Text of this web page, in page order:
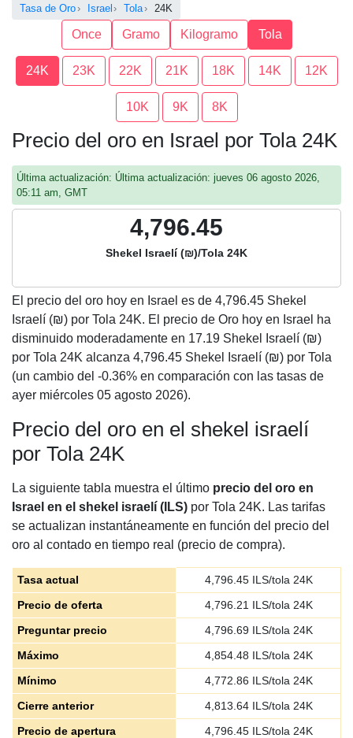
Tasa de Oro Israel Tola 24K
Once Gramo Kilogramo Tola
24K 23K 22K 21K 18K 14K 12K
10K 9K 8K
Precio del oro en Israel por Tola 24K
Última actualización: Última actualización: jueves 06 agosto 2026,
05:11 am, GMT
4,796.45
Shekel Israelí (₪)/Tola 24K
El precio del oro hoy en Israel es de 4,796.45 Shekel
Israelí (₪) por Tola 24K. El precio de Oro hoy en Israel ha
disminuido moderadamente en 17.19 Shekel Israelí (₪)
por Tola 24K alcanza 4,796.45 Shekel Israelí (₪) por Tola
(un cambio del -0.36% en comparación con las tasas de
ayer miércoles 05 agosto 2026).
Precio del oro en el shekel israelí
por Tola 24K
La siguiente tabla muestra el último precio del oro en
Israel en el shekel israelí (ILS) por Tola 24K. Las tarifas
se actualizan instantáneamente en función del precio del
oro al contado en tiempo real (precio de compra).
Tasa actual 4,796.45ILS/tola 24K
Precio de oferta
4,796.21 ILS/tola 24K
Preguntar precio
4,796.69ILS/tola 24K
Máximo
4,854.48 ILS/tola 24K
Mínimo
4,772.86 ILS/tola 24K
Cierre anterior
4,813.64ILS/tola 24K
Precio de apertura
4,796.45ILS/tola 24K